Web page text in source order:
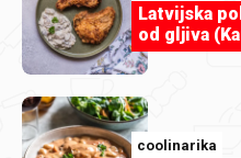
Latvijska
od gljiva
coolinarika